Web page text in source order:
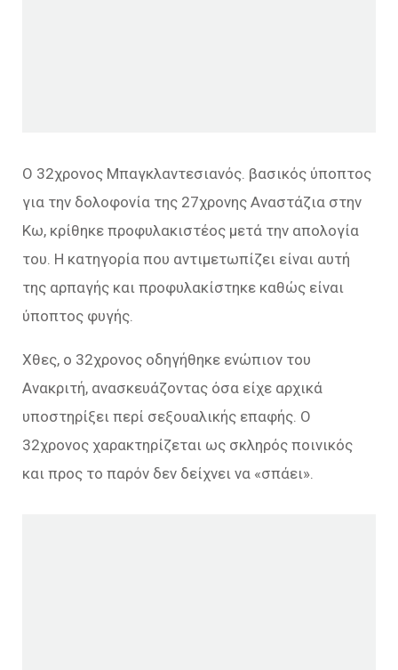
Ο 32χρονος Μπαγκλαντεσιανός. βασικός ύποπτος
για την δολοφονία της 27χρονης Αναστάζια στην
Κω, κρίθηκε προφυλακιστέος μετά την απολογία
του. Η κατηγορία που αντιμετωπίζει είναι αυτή
της αρπαγής και προφυλακίστηκε καθώς είναι
ύποπτος φυγής.
Χθες, ο 32χρονος οδηγήθηκε ενώπιον του
Ανακριτή, ανασκευάζοντας όσα είχε αρχικά
υποστηρίξει περί σεξουαλικής επαφής. Ο
32χρονος χαρακτηρίζεται ως σκληρός ποινικός
και προς το παρόν δεν δείχνει να «σπάει».